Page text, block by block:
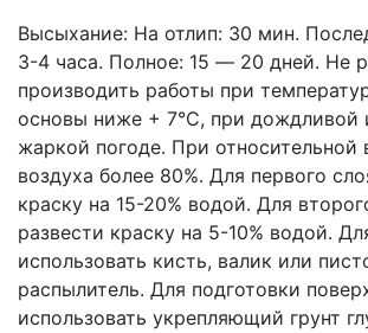
Высыхание: На отлип: 30 мин.
3-4 часа. Полное: 15 ― 20 дней. Не
производить работы при
основы ниже + 7°С, при дождливой
жаркой погоде. При относительной
воздуха более 80%. Для первого
краску на 15-20% водой. Для
развести краску на 5-10% водой.
использовать кисть, валик или
распылитель. Для подготовки
использовать укрепляющий грунт